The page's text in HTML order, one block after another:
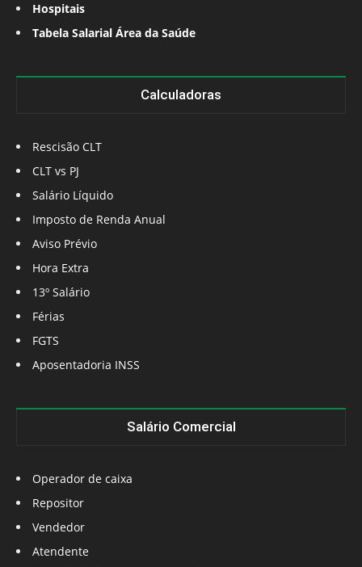
Hospitais
Tabela Salarial Área da Saúde
Calculadoras
Rescisão CLT
CLT vs PJ
Salário Líquido
Imposto de Renda Anual
Aviso Prévio
Hora Extra
13º Salário
Férias
FGTS
Aposentadoria INSS
Salário Comercial
Operador de caixa
Repositor
Vendedor
Atendente